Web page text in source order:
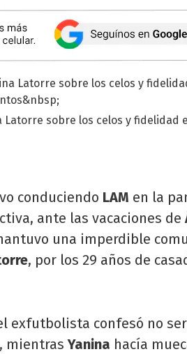
sobre los celos y fidelidad
conduciendo LAM en la
ante las vacaciones de
una imperdible
, por los 29 años de
exfutbolista confesó no
, mientrasYanina hacía